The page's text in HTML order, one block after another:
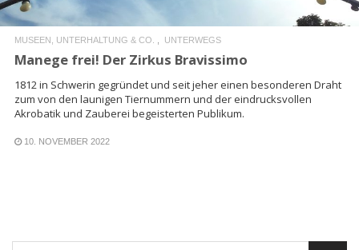
MUSEEN, UNTERHALTUNG & CO. UNTERWEGS
Manege frei! Der Zirkus Bravissimo
1812 in Schwerin gegründet und seit jeher einen besonderen Draht
zum von den launigen Tiernummern und der eindrucksvollen
Akrobatik und Zauberei begeisterten Publikum.
10. NOVEMBER 2022